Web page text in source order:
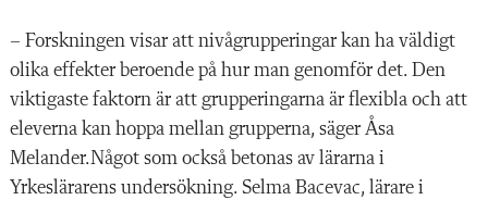
– Forskningen visar att nivågrupperingar kan ha väldigt
olika effekter beroende på hur man genomför det. Den
viktigaste faktorn är att grupperingarna är flexibla och att
eleverna kan hoppa mellan grupperna, säger Åsa
Melander.Något som också betonas av lärarna i
Yrkeslärarens undersökning. Selma Bacevac, lärare i